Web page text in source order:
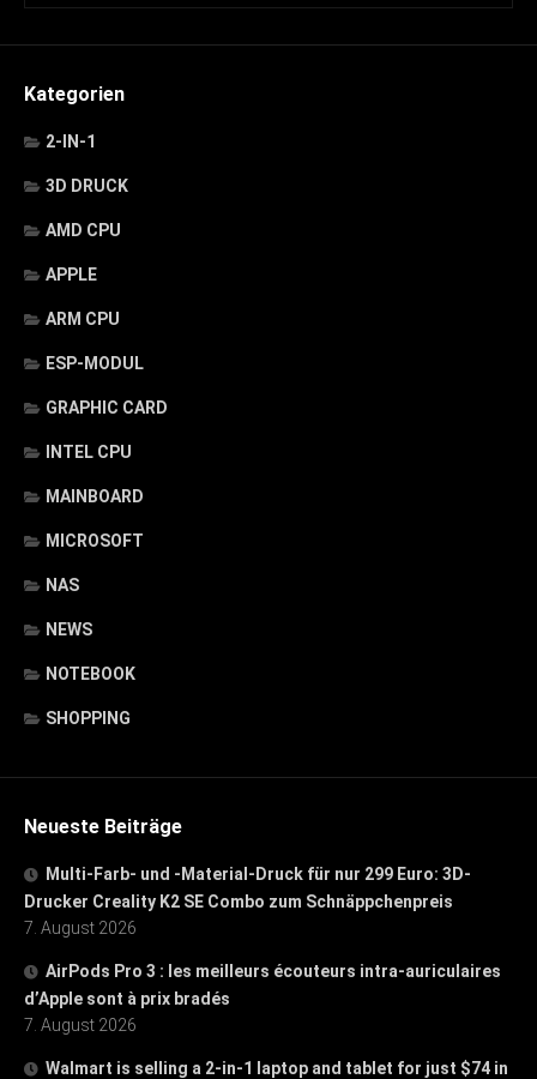
Kategorien
2-IN-1
3D DRUCK
AMD CPU
APPLE
ARM CPU
ESP-MODUL
GRAPHIC CARD
INTEL CPU
MAINBOARD
MICROSOFT
NAS
NEWS
NOTEBOOK
SHOPPING
Neueste Beiträge
Multi-Farb- und -Material-Druck für nur 299 Euro: 3D-
Drucker Creality K2 SE Combo zum Schnäppchenpreis
7. August 2026
AirPods Pro 3 : les meilleurs écouteurs intra-auriculaires
d’Apple sont à prix bradés
7. August 2026
Walmart is selling a 2-in-1 laptop and tablet for just $74 in